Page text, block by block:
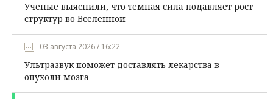
Ученые выяснили, что темная сила подавляет рост
структур во Вселенной
03 августа 2026 / 16:22
Ультразвук поможет доставлять лекарства в
опухоли мозга